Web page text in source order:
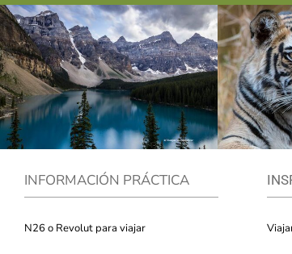
INFORMACIÓN PRÁCTICA
N26 o Revolut para viajar